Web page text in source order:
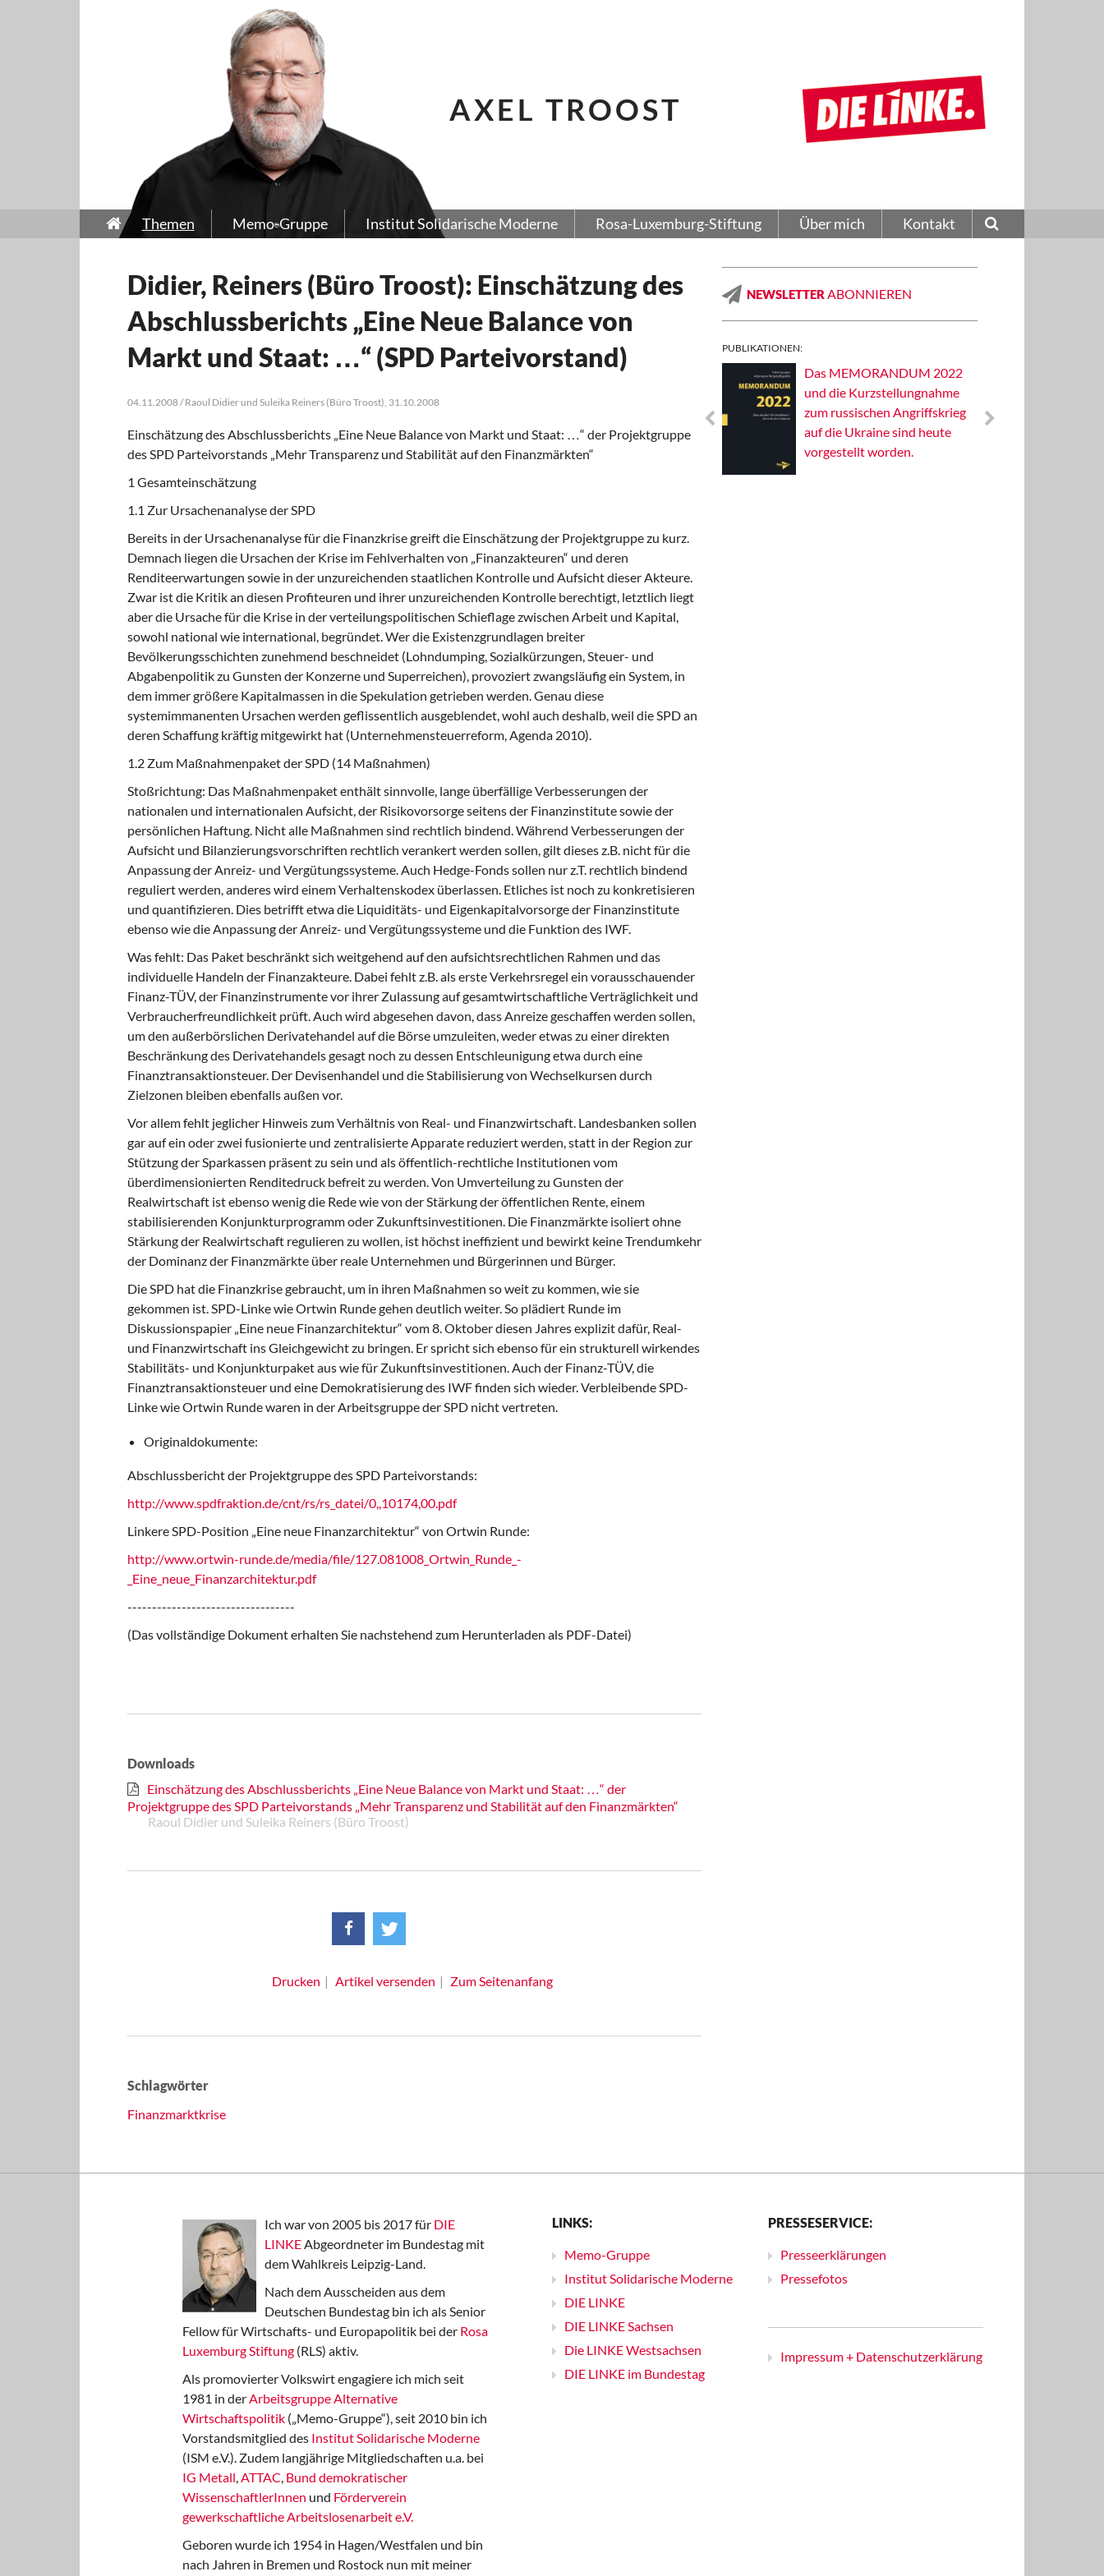
AXEL TROOST
Themen Memo-Gruppe Institut Solidarische Moderne Rosa-Luxemburg-Stiftung Über mich Kontakt
Didier, Reiners (Büro Troost): Einschätzung des
Abschlussberichts „Eine Neue Balance von
Markt und Staat: …“ (SPD Parteivorstand)
04.11.2008 / Raoul Didier und Suleika Reiners (Büro Troost), 31.10.2008
Einschätzung des Abschlussberichts „Eine Neue Balance von Markt und Staat: …“ der Projektgruppe
des SPD Parteivorstands „Mehr Transparenz und Stabilität auf den Finanzmärkten“
1 Gesamteinschätzung
1.1 Zur Ursachenanalyse der SPD
Bereits in der Ursachenanalyse für die Finanzkrise greift die Einschätzung der Projekt­gruppe zu kurz.
Demnach liegen die Ursachen der Krise im Fehlverhalten von „Finanz­akteuren“ und deren
Renditeerwartungen sowie in der unzureichenden staatlichen Kontrolle und Aufsicht dieser Akteure.
Zwar ist die Kritik an diesen Profiteuren und ihrer unzureichenden Kontrolle berechtigt, letztlich liegt
aber die Ursache für die Krise in der verteilungspolitischen Schieflage zwischen Arbeit und Kapital,
sowohl national wie international, begründet. Wer die Existenzgrundlagen breiter
Bevölkerungsschich­ten zunehmend beschneidet (Lohndumping, Sozialkürzungen, Steuer- und
Abgaben­politik zu Gunsten der Konzerne und Superreichen), provoziert zwangsläufig ein Sys­tem, in
dem immer größere Kapitalmassen in die Spekulation getrieben werden. Ge­nau diese
systemimmanenten Ursachen werden geflissentlich ausgeblendet, wohl auch deshalb, weil die SPD an
deren Schaffung kräftig mitgewirkt hat (Unternehmens­teuerreform, Agenda 2010).
1.2 Zum Maßnahmenpaket der SPD (14 Maßnahmen)
Stoßrichtung: Das Maßnahmenpaket enthält sinnvolle, lange überfällige Verbesse­rungen der
nationalen und internationalen Aufsicht, der Risikovorsorge seitens der Finanzinstitute sowie der
persönlichen Haftung. Nicht alle Maßnahmen sind rechtlich bindend. Während Verbesserungen der
Aufsicht und Bilanzierungsvorschriften recht­lich verankert werden sollen, gilt dieses z.B. nicht für die
Anpassung der Anreiz- und Vergütungssysteme. Auch Hedge-Fonds sollen nur z.T. rechtlich bindend
reguliert werden, anderes wird einem Verhaltenskodex überlassen. Etliches ist noch zu konkre­tisieren
und quantifizieren. Dies betrifft etwa die Liquiditäts- und Eigenkapitalvorsorge der Finanzinstitute
ebenso wie die Anpassung der Anreiz- und Vergütungssysteme und die Funktion des IWF.
Was fehlt: Das Paket beschränkt sich weitgehend auf den aufsichtsrechtlichen Rah­men und das
individuelle Handeln der Finanzakteure. Dabei fehlt z.B. als erste Ver­kehrsregel ein vorausschauender
Finanz-TÜV, der Finanzinstrumente vor ihrer Zulas­sung auf gesamtwirtschaftliche Verträglichkeit und
Verbraucherfreundlichkeit prüft. Auch wird abgesehen davon, dass Anreize geschaffen werden sollen,
um den außer­börslichen Derivatehandel auf die Börse umzuleiten, weder etwas zu einer direkten
Beschränkung des Derivatehandels gesagt noch zu dessen Entschleunigung etwa durch eine
Finanztransaktionsteuer. Der Devisenhandel und die Stabilisierung von Wechselkursen durch
Zielzonen bleiben ebenfalls außen vor.
Vor allem fehlt jeglicher Hinweis zum Verhältnis von Real- und Finanzwirtschaft. Lan­desbanken sollen
gar auf ein oder zwei fusionierte und zentralisierte Apparate redu­ziert werden, statt in der Region zur
Stützung der Sparkassen präsent zu sein und als öffentlich-rechtliche Institutionen vom
überdimensionierten Renditedruck befreit zu werden. Von Umverteilung zu Gunsten der
Realwirtschaft ist ebenso wenig die Rede wie von der Stärkung der öffentlichen Rente, einem
stabilisierenden Konjunkturpro­gramm oder Zukunftsinvestitionen. Die Finanzmärkte isoliert ohne
Stärkung der Real­wirtschaft regulieren zu wollen, ist höchst ineffizient und bewirkt keine Trendumkehr
der Dominanz der Finanzmärkte über reale Unternehmen und Bürgerinnen und Bür­ger.
Die SPD hat die Finanzkrise gebraucht, um in ihren Maßnahmen so weit zu kommen, wie sie
gekommen ist. SPD-Linke wie Ortwin Runde gehen deutlich weiter. So plädiert Runde im
Diskussionspapier „Eine neue Finanzarchitektur“ vom 8. Oktober diesen Jah­res explizit dafür, Real-
und Finanzwirtschaft ins Gleichgewicht zu bringen. Er spricht sich ebenso für ein strukturell wirkendes
Stabilitäts- und Konjunkturpaket aus wie für Zukunftsinvestitionen. Auch der Finanz-TÜV, die
Finanztransaktionsteuer und eine Demokratisierung des IWF finden sich wieder. Verbleibende SPD-
Linke wie Ortwin Runde waren in der Arbeitsgruppe der SPD nicht vertreten.
Originaldokumente:
Abschlussbericht der Projektgruppe des SPD Parteivorstands:
http://www.spdfraktion.de/cnt/rs/rs_datei/0,,10174,00.pdf
Linkere SPD-Position „Eine neue Finanzarchitektur“ von Ortwin Runde:
http://www.ortwin-runde.de/media/file/127.081008_Ortwin_Runde_­
_Eine_neue_Finanzarchitektur.pdf
----------------------------------
(Das vollständige Dokument erhalten Sie nachstehend zum Herunterladen als PDF-Datei)
Downloads
Einschätzung des Abschlussberichts „Eine Neue Balance von Markt und Staat: …“ der
Projektgruppe des SPD Parteivorstands „Mehr Transparenz und Stabilität auf den Finanzmärkten“
Raoul Didier und Suleika Reiners (Büro Troost)
Drucken Artikel versenden Zum Seitenanfang
Schlagwörter
Finanzmarktkrise
NEWSLETTER ABONNIEREN
PUBLIKATIONEN:
Solidarisches EUropa -
Das MEMORANDUM 2022
und die Kurzstellungnahme
zum russischen Angriffskrieg
auf die Ukraine sind heute
vorgestellt worden.
Ich war von 2005 bis 2017 für DIE
LINKEAbgeordneter im Bundestag mit
dem Wahlkreis Leipzig-Land.
Nach dem Ausscheiden aus dem
Deutschen Bundestag bin ich als Senior
Fellow für Wirtschafts- und Europapolitik bei der Rosa
Luxemburg Stiftung (RLS) aktiv.
Als promovierter Volkswirt engagiere ich mich seit
1981 in derArbeitsgruppe Alternative
Wirtschaftspolitik („Memo-Gruppe“), seit 2010 bin ich
Vorstandsmitglied des Institut Solidarische Moderne
(ISM e.V.). Zudem langjährige Mitgliedschaften u.a. bei
IG Metall,ATTAC, Bund demokratischer
WissenschaftlerInnen und Förderverein
gewerkschaftliche Arbeitslosenarbeit e.V.
Geboren wurde ich 1954 in Hagen/Westfalen und bin
nach Jahren in Bremen und Rostock nun mit meiner
LINKS:
Memo-Gruppe
Institut Solidarische Moderne
DIE LINKE
DIE LINKE Sachsen
Die LINKE Westsachsen
DIE LINKE im Bundestag
PRESSESERVICE:
Presseerklärungen
Pressefotos
Impressum + Datenschutzerklärung